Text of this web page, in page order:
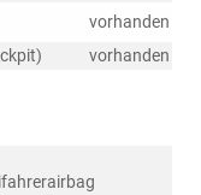
vorhanden
vorhanden